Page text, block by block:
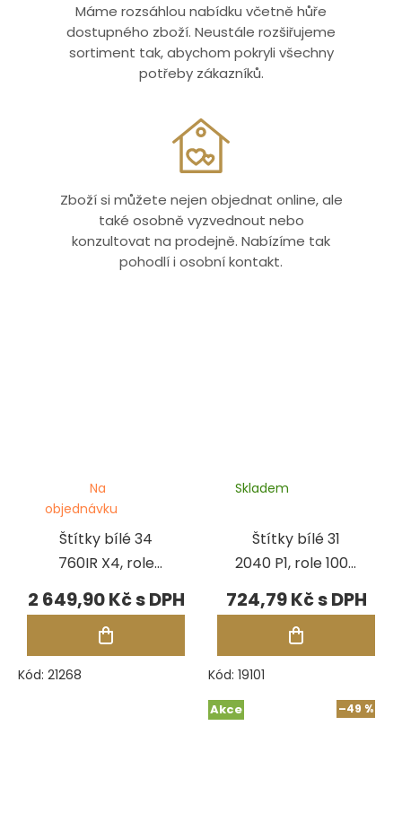
Máme rozsáhlou nabídku včetně hůře
dostupného zboží. Neustále rozšiřujeme
sortiment tak, abychom pokryli všechny
potřeby zákazníků.
Zboží si můžete nejen objednat online, ale
také osobně vyzvednout nebo
konzultovat na prodejně. Nabízíme tak
pohodlí i osobní kontakt.
Štítky bílé 34
760IR X4, role
1250 ks
Na
objednávku
2 649,90 Kč
Kód: 21268
Štítky bílé 31
2040 P1, role 1000
Skladem
724,79 Kč
Kód: 19101
Akce –49 %